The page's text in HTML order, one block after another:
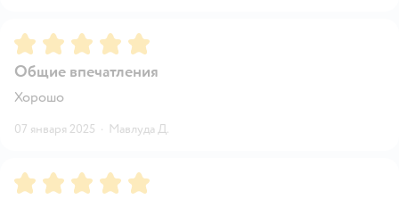
Рейтинг:5
Общие впечатления
Хорошо
07 января 2025 · Мавлуда Д.
Рейтинг:5